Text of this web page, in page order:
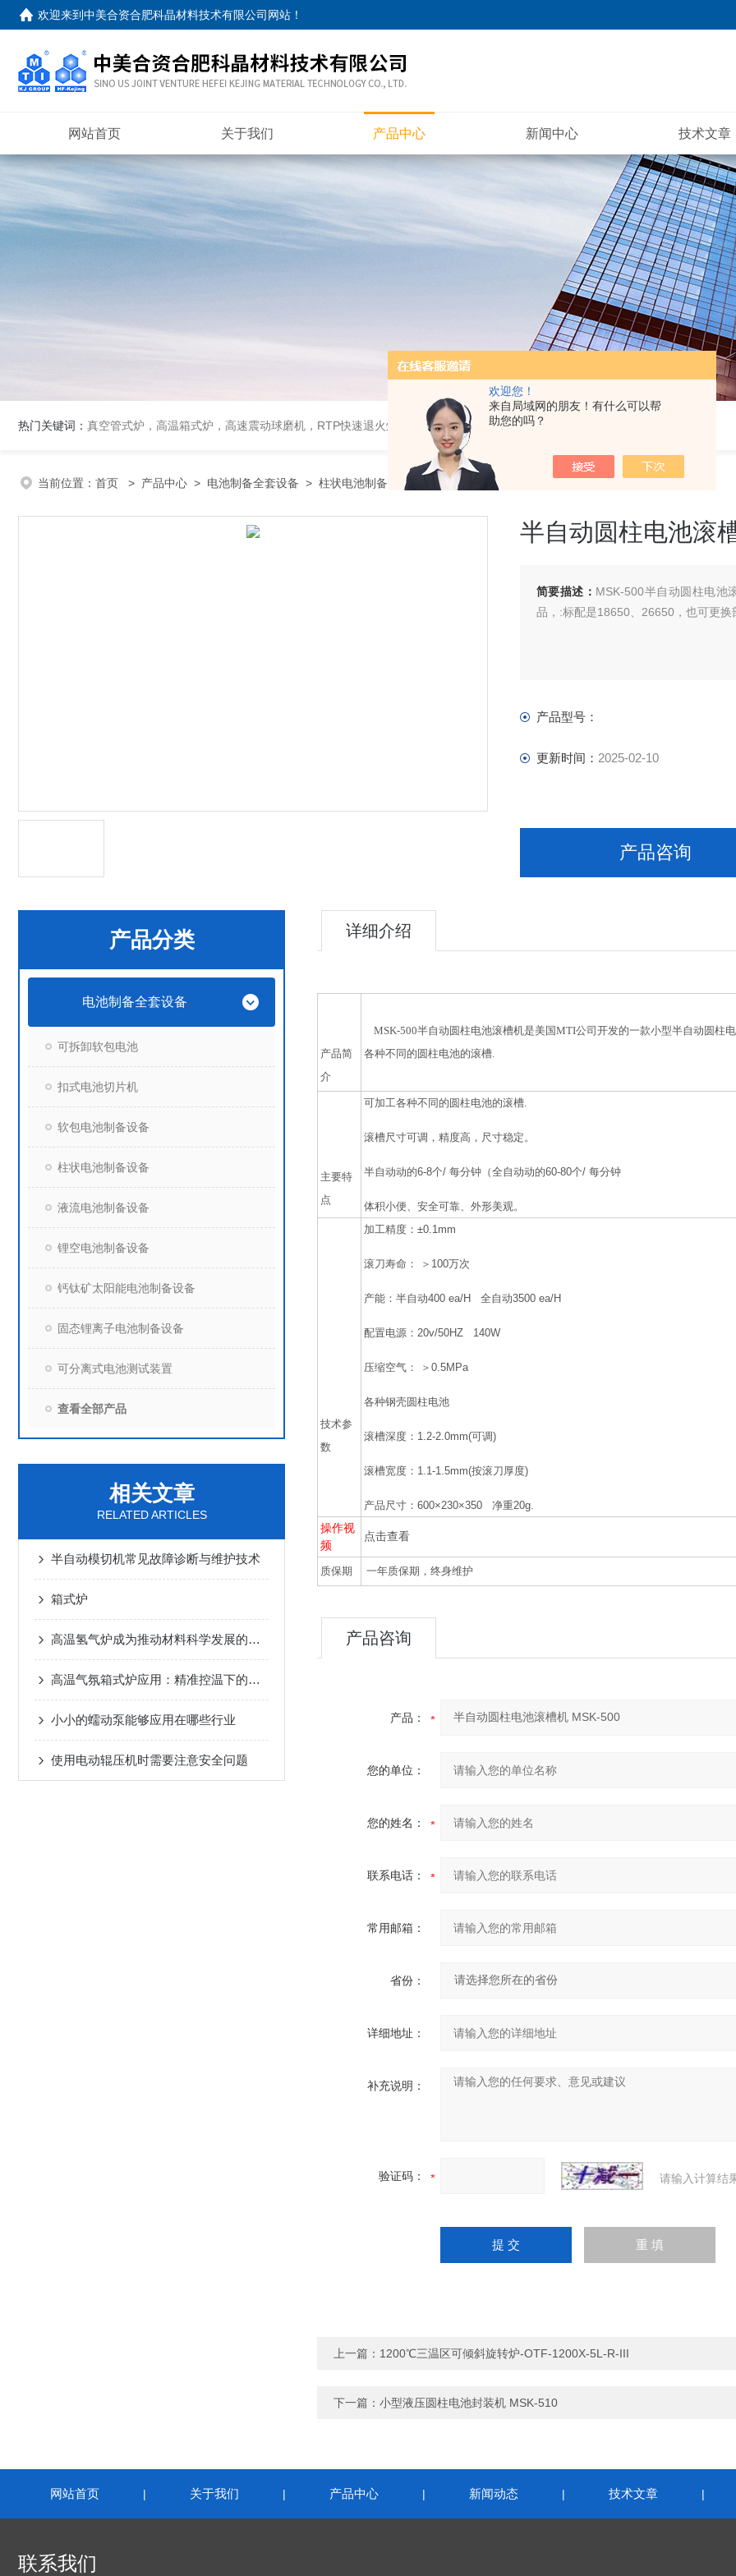
欢迎您！
来自局域网的朋友！有什么可以帮
助您的吗？
欢迎来到中美合资合肥科晶材料技术有限公司网站 ！
网站首页 关于我们 产品中心 新闻中心 技术文章
热门关键词： 真空管式炉，高温箱式炉，高速震动球磨机，RTP快速退火炉，高温高压炉，涂覆机，电池制备设备等
当前位置： 首页 > 产品中心 > 电池制备全套设备 > 柱状电池制备设备 > 半自动圆柱电池滚槽机 MSK-500
半自动圆柱电池滚
简要描述： MSK-500半自动圆柱电池
品，:标配是18650、26650，也可更
产品型号：
更新时间： 2025-02-10
产品咨询
产品分类
电池制备全套设备
可拆卸软包电池
扣式电池切片机
软包电池制备设备
柱状电池制备设备
液流电池制备设备
锂空电池制备设备
钙钛矿太阳能电池制备设备
固态锂离子电池制备设备
可分离式电池测试装置
查看全部产品
相关文章
RELATED ARTICLES
半自动模切机常见故障诊断与维护技术
箱式炉
高温氢气炉成为推动材料科学发展的热力心脏
高温气氛箱式炉应用：精准控温下的材料热处理解决方案
小小的蠕动泵能够应用在哪些行业
使用电动辊压机时需要注意安全问题
详细介绍
产品简
介
MSK-500半自动圆柱电池滚槽机是美国MTI公司开发的一款小型半自动圆柱
各种不同的圆柱电池的滚槽.
主要特
点
可加工各种不同的圆柱电池的滚槽.
滚槽尺寸可调，精度高，尺寸稳定。
半自动动的6-8个/ 每分钟（全自动动的60-80个/ 每分钟
体积小便、安全可靠、外形美观。
技术参
数
加工精度：±0.1mm
滚刀寿命： ＞100万次
产能：半自动400 ea/H 全自动3500 ea/H
配置电源：20v/50HZ 140W
压缩空气： ＞0.5MPa
各种钢壳圆柱电池
滚槽深度：1.2-2.0mm(可调)
滚槽宽度：1.1-1.5mm(按滚刀厚度)
产品尺寸：600×230×350 净重20g.
操作视
频
点击查看
质保期 一年质保期，终身维护
产品咨询
产品：
您的单位：
您的姓名：
联系电话：
常用邮箱：
省份：
详细地址：
补充说明：
验证码： 请输入计算结
上一篇： 1200℃三温区可倾斜旋转炉-OTF-1200X-5L-R-III
下一篇： 小型液压圆柱电池封装机 MSK-510
网站首页 | 关于我们 | 产品中心 | 新闻动态 | 技术文章 |
联系我们